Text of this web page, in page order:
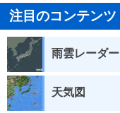
注目のコンテンツ
雨雲レーダー
天気図